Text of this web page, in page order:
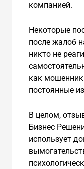
компанией.
Некоторые
после жалоб
никто не
как
постоянные
В целом,
Бизнес
использует